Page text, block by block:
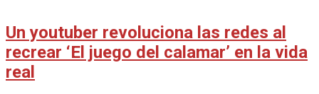
Un youtuber revoluciona las redes al
recrear ‘El juego del calamar’ en la vida
real